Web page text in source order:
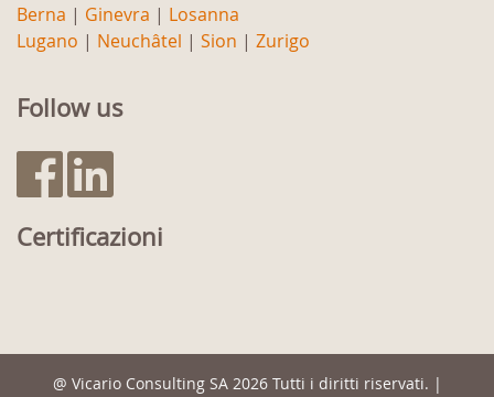
Berna | Ginevra | Losanna
Lugano | Neuchâtel | Sion | Zurigo
Follow us
Certificazioni
@ Vicario Consulting SA2026 Tutti i diritti riservati. |